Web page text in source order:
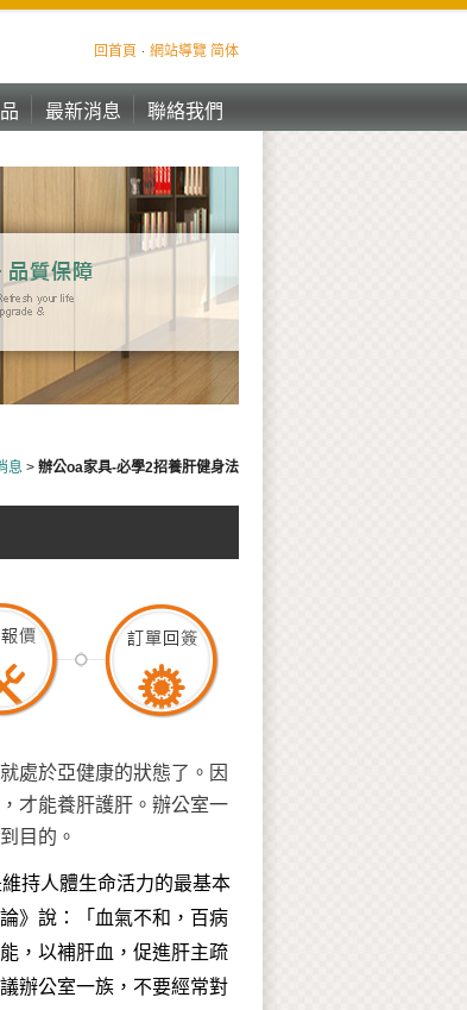
回首頁 網站導覽 简体
最新消息
聯絡我們
息 > 辦公oa家具-必學2招養肝健身法
處於亞健康的狀態了。因
才能養肝護肝。辦公室一
目的。
持人體生命活力的最基本
》說：「血氣不和，百病
，以補肝血，促進肝主疏
辦公室一族，不要經常對